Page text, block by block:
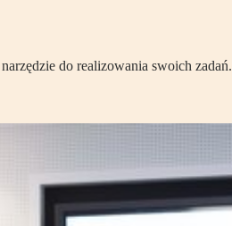
do realizowania swoich zadań.